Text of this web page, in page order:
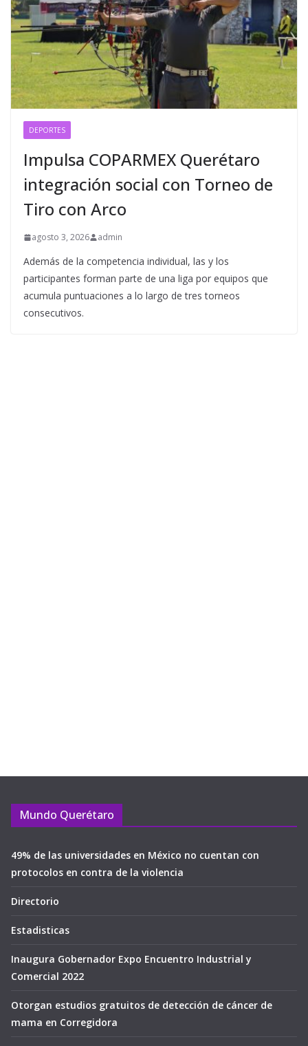
DEPORTES
Impulsa COPARMEX Querétaro
integración social con Torneo de
Tiro con Arco
agosto 3, 2026 admin
Además de la competencia individual, las y los
participantes forman parte de una liga por equipos que
acumula puntuaciones a lo largo de tres torneos
consecutivos.
Mundo Querétaro
49% de las universidades en México no cuentan con
protocolos en contra de la violencia
Directorio
Estadisticas
Inaugura Gobernador Expo Encuentro Industrial y
Comercial 2022
Otorgan estudios gratuitos de detección de cáncer de
mama en Corregidora